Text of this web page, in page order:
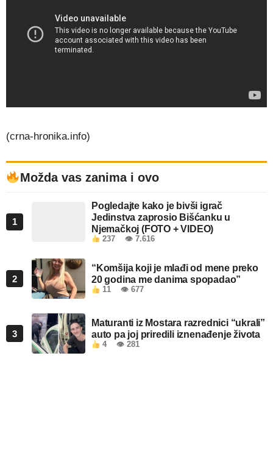
(crna-hronika.info)
Možda vas zanima i ovo
1
Pogledajte kako je bivši igrač
Jedinstva zaprosio Bišćanku u
Njemačkoj (FOTO + VIDEO)
237 👁 7.616
2
“Komšija koji je mlađi od mene preko
20 godina me danima spopadao”
11 👁 677
3
Maturanti iz Mostara razrednici “ukrali”
auto pa joj priredili iznenađenje života
4 👁 281